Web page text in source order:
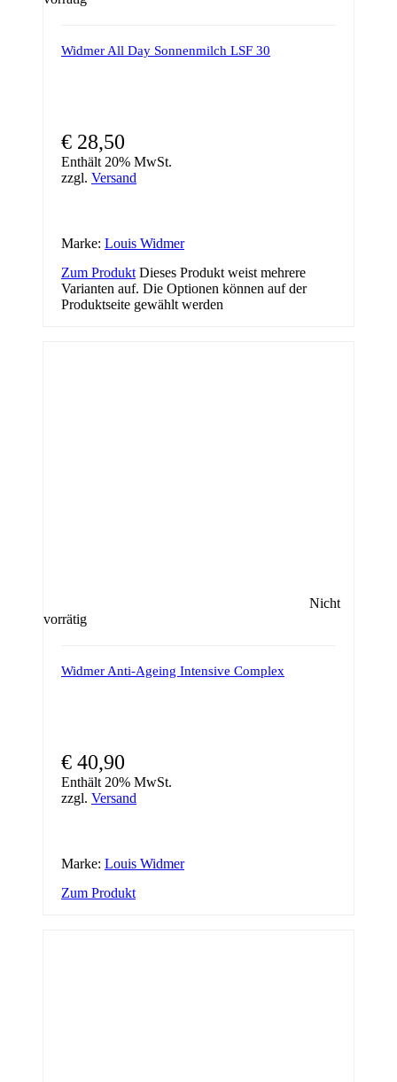
Widmer All Day Sonnenmilch LSF 30
€ 28,50
Enthält 20% MwSt.
zzgl. Versand
Marke: Louis Widmer
Zum Produkt Dieses Produkt weist mehrere
Varianten auf. Die Optionen können auf der
Produktseite gewählt werden
Nicht
vorrätig
Widmer Anti-Ageing Intensive Complex
€ 40,90
Enthält 20% MwSt.
zzgl. Versand
Marke: Louis Widmer
Zum Produkt